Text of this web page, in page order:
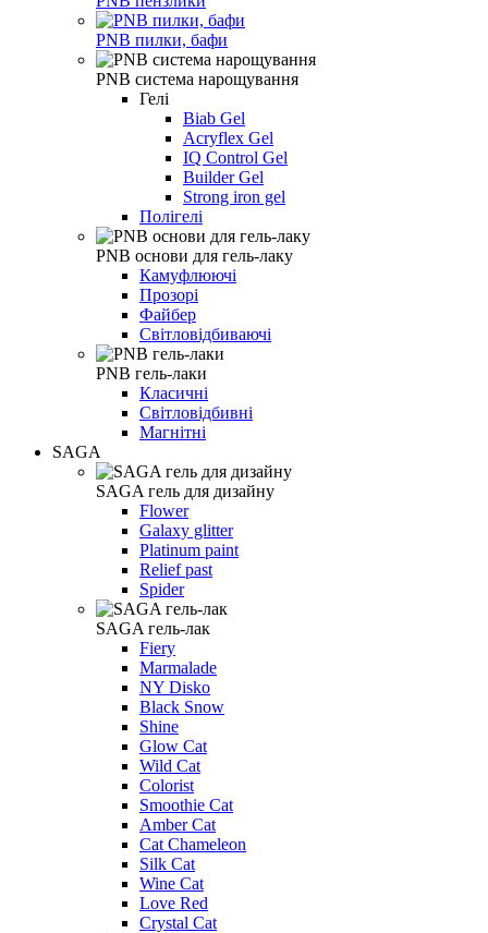
PNB пилки, бафи
PNB система нарощування
Гелі
Biab Gel
Acryflex Gel
IQ Control Gel
Builder Gel
Strong iron gel
Полігелі
PNB основи для гель-лаку
Камуфлюючі
Прозорі
Файбер
Світловідбиваючі
PNB гель-лаки
Класичні
Світловідбивні
Магнітні
SAGA
SAGA гель для дизайну
Flower
Galaxy glitter
Platinum paint
Relief past
Spider
SAGA гель-лак
Fiery
Marmalade
NY Disko
Black Snow
Shine
Glow Cat
Wild Cat
Colorist
Smoothie Cat
Amber Cat
Cat Chameleon
Silk Cat
Wine Cat
Love Red
Crystal Cat